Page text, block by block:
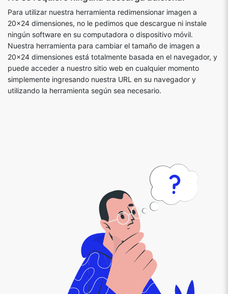
Para utilizar nuestra herramienta redimensionar imagen a
20x24 dimensiones, no le pedimos que descargue ni instale
ningún software en su computadora o dispositivo móvil.
Nuestra herramienta para cambiar el tamaño de imagen a
20x24 dimensiones está totalmente basada en el navegador, y
puede acceder a nuestro sitio web en cualquier momento
simplemente ingresando nuestra URL en su navegador y
utilizando la herramienta según sea necesario.